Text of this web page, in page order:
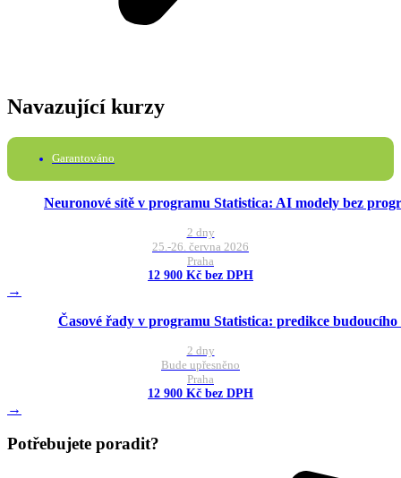
Navazující kurzy
Garantováno
Neuronové sítě v programu Statistica: AI modely bez
2 dny
25.-26. června 2026
Praha
12 900 Kč bez DPH
→
Časové řady v programu Statistica: predikce budoucího
2 dny
Bude upřesněno
Praha
12 900 Kč bez DPH
→
Potřebujete poradit?